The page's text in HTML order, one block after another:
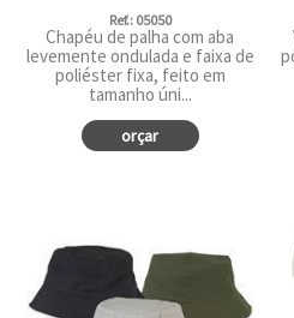
Ref.: 05050
Chapéu de palha com aba
levemente ondulada e faixa de
poliéster fixa, feito em
tamanho úni...
orçar